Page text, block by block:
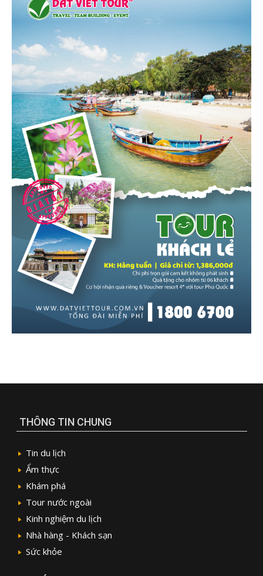
THÔNG TIN CHUNG
Tin du lịch
Ẩm thực
Khám phá
Tour nước ngoài
Kinh nghiệm du lịch
Nhà hàng - Khách sạn
Sức khỏe